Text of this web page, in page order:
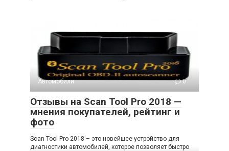
Автомобили 0
Отзывы на Scan Tool Pro 2018 —
мнения покупателей, рейтинг и
фото
Scan Tool Pro 2018 – это новейшее устройство для
диагностики автомобилей, которое позволяет быстро